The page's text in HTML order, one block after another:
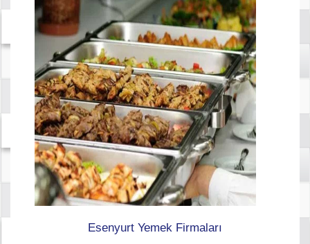
Esenyurt Yemek Firmaları